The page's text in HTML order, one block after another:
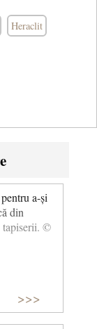
Heraclit
a-și
din
tapiserii. ©
>>>